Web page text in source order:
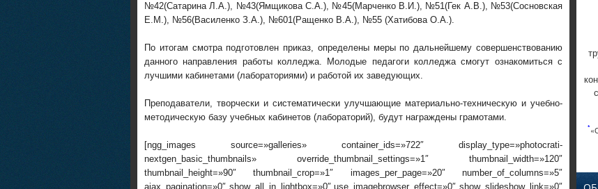
№42(Сатарина Л.А.), №43(Ямщикова С.А.), №45(Марченко В.И.), №51(Гек А.В.), №53(Сосновская
Е.М.), №56(Василенко З.А.), №601(Ращенко В.А.), №55 (Хатибова О.А.).
По итогам смотра подготовлен приказ, определены меры по дальнейшему совершенствованию
данного направления работы колледжа. Молодые педагоги колледжа смогут ознакомиться с
лучшими кабинетами (лабораториями) и работой их заведующих.
Преподаватели, творчески и систематически улучшающие материально-техническую и учебно-
методическую базу учебных кабинетов (лабораторий), будут награждены грамотами.
[ngg_images source=»galleries» container_ids=»722″ display_type=»photocrati-
nextgen_basic_thumbnails» override_thumbnail_settings=»1″ thumbnail_width=»120″
thumbnail_height=»90″ thumbnail_crop=»1″ images_per_page=»20″ number_of_columns=»5″
ajax_pagination=»0″ show_all_in_lightbox=»0″ use_imagebrowser_effect=»0″ show_slideshow_link=»0″
*